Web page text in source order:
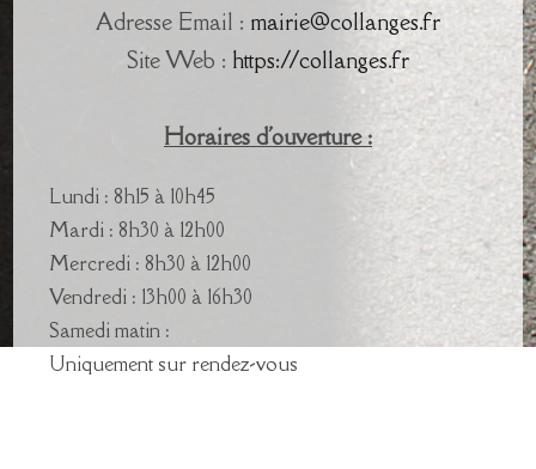
Adresse Email : mairie@collanges.fr
Site Web : https://collanges.fr
Horaires d'ouverture :
Lundi : 8h15 à 10h45
Mardi : 8h30 à 12h00
Mercredi : 8h30 à 12h00
Vendredi : 13h00 à 16h30
Samedi matin :
Uniquement sur rendez-vous